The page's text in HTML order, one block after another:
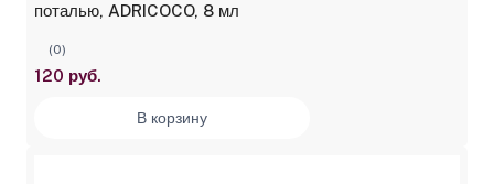
поталью, ADRICOCO, 8 мл
(0)
120 руб.
В корзину